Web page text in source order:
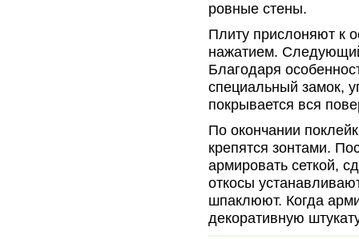
ровные стены.
Плиту прислоняют к
нажатием.
Благодаря
специальный замок,
покрывается вся
По окончании
крепятся зонтами.
армировать сеткой,
откосы
шпаклюют. Когда
декоративную